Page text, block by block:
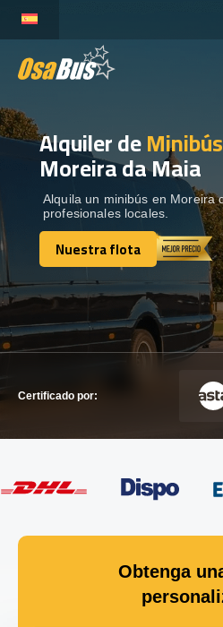
content
ALQUILER DE AUTOCARES
DESTINOS
RECORRIDAS
Alquiler de
Moreira da Maia
Alquila un minibús en Moreira
profesionales locales.
Nuestra flota
Nuestra flota
Certificado por:
Obtenga